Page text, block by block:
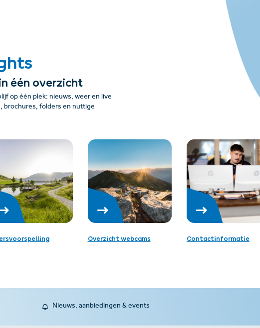
één overzicht
op één plek: nieuws, weer en live
brochures, folders en nuttige
Overzicht webcams Contactinformatie
Nieuws, aanbiedingen & events